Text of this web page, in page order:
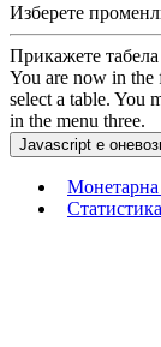
Изберете
Прикажете табела
You are now in the
select a table. You
in the menu three.
Монетарна